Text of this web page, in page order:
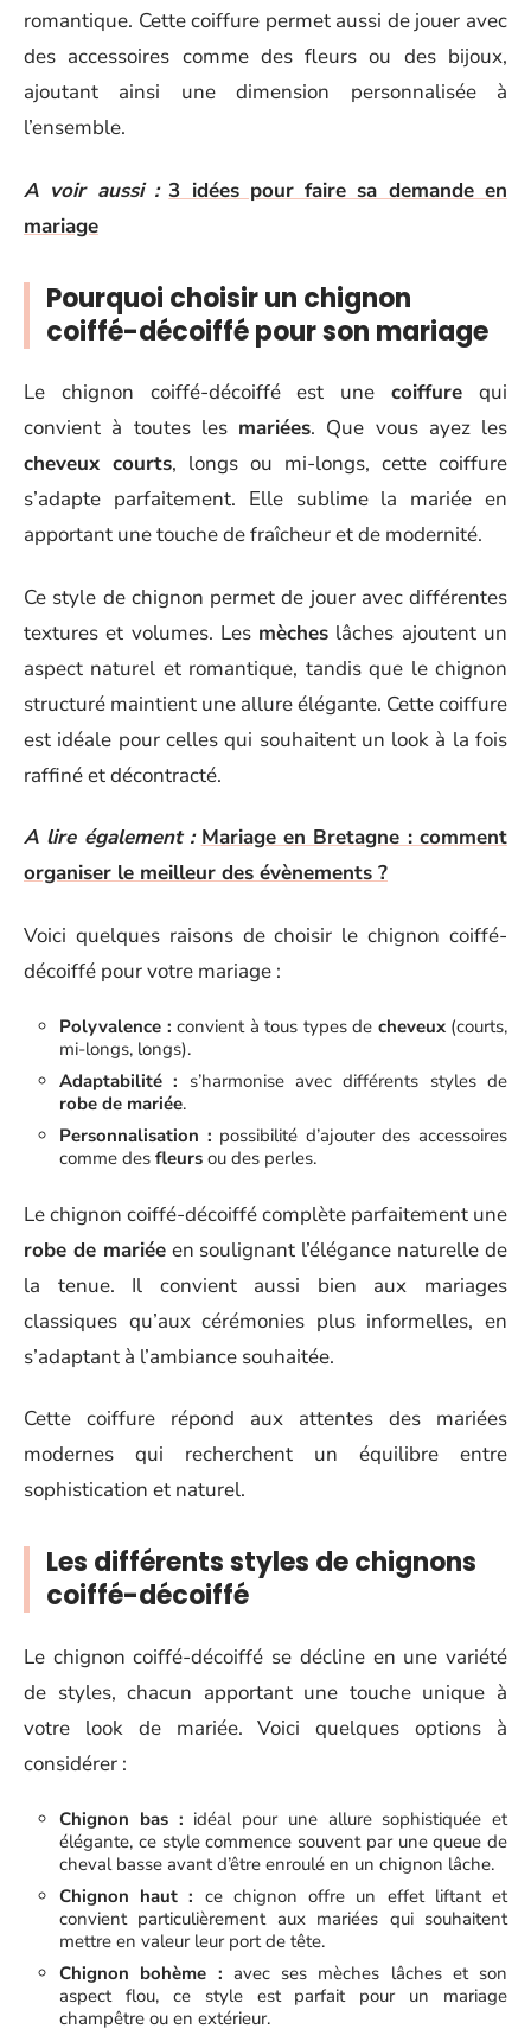
romantique. Cette coiffure permet aussi de jouer avec
des accessoires comme des fleurs ou des bijoux,
ajoutant ainsi une dimension personnalisée à
l’ensemble.
A voir aussi : 3 idées pour faire sa demande en
mariage
Pourquoi choisir un chignon
coiffé-décoiffé pour son mariage
Le chignon coiffé-décoiffé est unecoiffure qui
convient à toutes les mariées. Que vous ayez les
cheveux courts, longs ou mi-longs, cette coiffure
s’adapte parfaitement. Elle sublime la mariée en
apportant une touche de fraîcheur et de modernité.
Ce style de chignon permet de jouer avec différentes
textures et volumes. Les mèches lâches ajoutent un
aspect naturel et romantique, tandis que le chignon
structuré maintient une allure élégante. Cette coiffure
est idéale pour celles qui souhaitent un look à la fois
raffiné et décontracté.
A lire également : Mariage en Bretagne : comment
organiser le meilleur des évènements ?
Voici quelques raisons de choisir le chignon coiffé-
décoiffé pour votre mariage :
Polyvalence : convient à tous types de cheveux(courts,
mi-longs, longs).
Adaptabilité : s’harmonise avec différents styles de
robe de mariée.
Personnalisation : possibilité d’ajouter des accessoires
comme des fleurs ou des perles.
Le chignon coiffé-décoiffé complète parfaitement une
robe de mariéeen soulignant l’élégance naturelle de
la tenue. Il convient aussi bien aux mariages
classiques qu’aux cérémonies plus informelles, en
s’adaptant à l’ambiance souhaitée.
Cette coiffure répond aux attentes des mariées
modernes qui recherchent un équilibre entre
sophistication et naturel.
Les différents styles de chignons
coiffé-décoiffé
Le chignon coiffé-décoiffé se décline en une variété
de styles, chacun apportant une touche unique à
votre look de mariée. Voici quelques options à
considérer :
Chignon bas : idéal pour une allure sophistiquée et
élégante, ce style commence souvent par une queue de
cheval basse avant d’être enroulé en un chignon lâche.
Chignon haut : ce chignon offre un effet liftant et
convient particulièrement aux mariées qui souhaitent
mettre en valeur leur port de tête.
Chignon bohème : avec ses mèches lâches et son
aspect flou, ce style est parfait pour un mariage
champêtre ou en extérieur.